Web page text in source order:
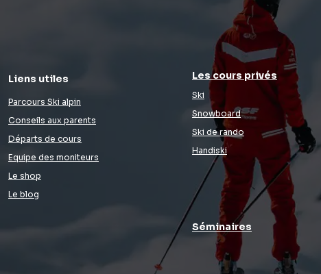
Liens utiles
Parcours Ski alpin
Conseils aux parents
Départs de cours
Equipe des moniteurs
Le shop
Le blog
Les cours privés
Ski
Snowboard
Ski de rando
Handiski
Séminaires